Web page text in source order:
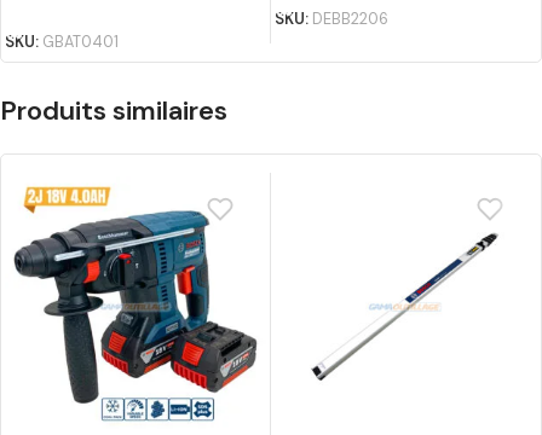
SKU: GBAT0401
SKU: DEBB2206
Produits similaires